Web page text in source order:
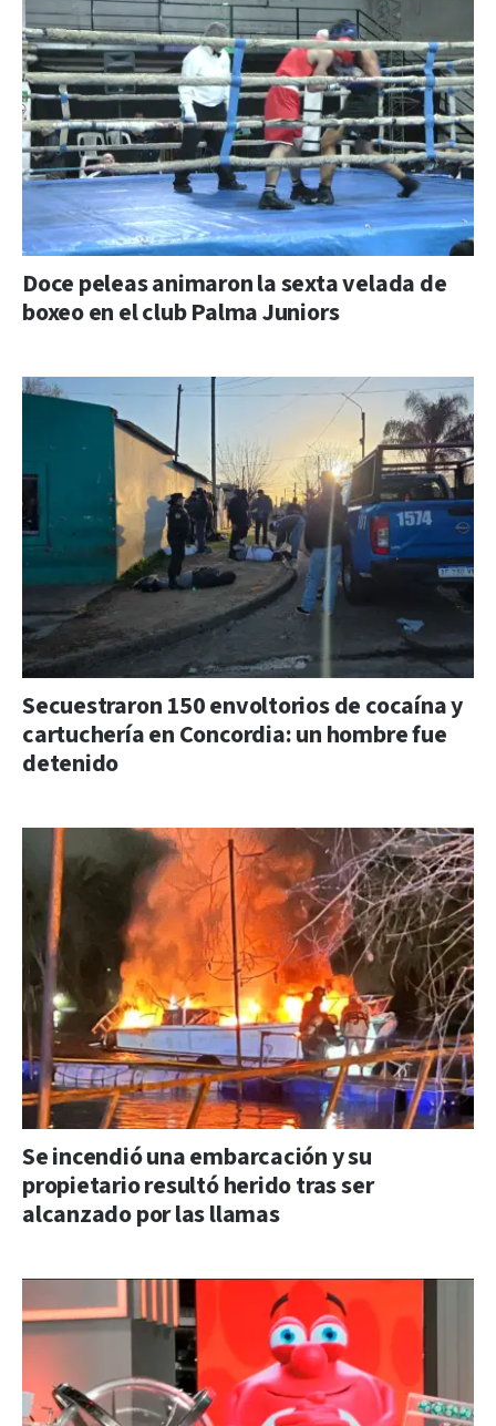
Doce peleas animaron la sexta velada de
boxeo en el club Palma Juniors
Secuestraron 150 envoltorios de cocaína y
cartuchería en Concordia: un hombre fue
detenido
Se incendió una embarcación y su
propietario resultó herido tras ser
alcanzado por las llamas